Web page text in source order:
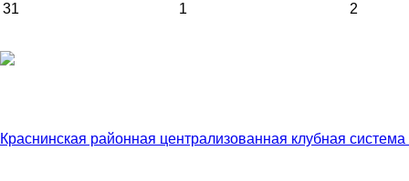
31
1 2
Краснинская районная централизованная клубная